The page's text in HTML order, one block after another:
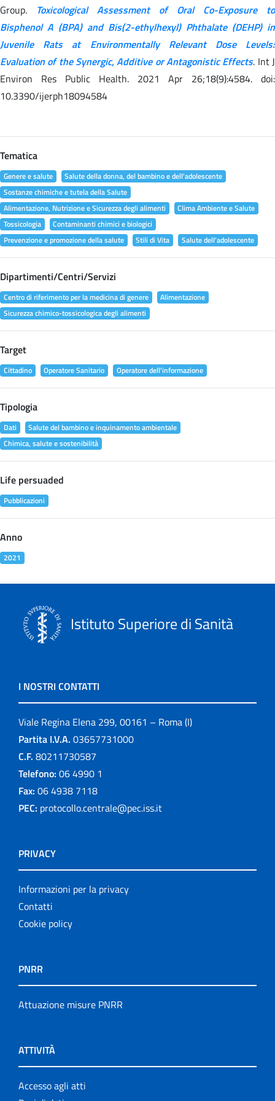
Group. Toxicological Assessment of Oral Co-Exposure to
Bisphenol A (BPA) and Bis(2-ethylhexyl) Phthalate (DEHP) in
Juvenile Rats at Environmentally Relevant Dose Levels:
Evaluation of the Synergic, Additive or Antagonistic Effects. Int J
Environ Res Public Health. 2021 Apr 26;18(9):4584. doi:
10.3390/ijerph18094584
Tematica
Genere e salute
Salute della donna, del bambino e dell'adolescente
Sostanze chimiche e tutela della Salute
Alimentazione, Nutrizione e Sicurezza degli alimenti
Clima Ambiente e Salute
Tossicologia
Contaminanti chimici e biologici
Prevenzione e promozione della salute
Stili di Vita Salute dell'adolescente
Dipartimenti/Centri/Servizi
Centro di riferimento per la medicina di genere
Alimentazione
Sicurezza chimico-tossicologica degli alimenti
Target
Cittadino Operatore Sanitario Operatore dell'informazione
Tipologia
Dati
Salute del bambino e inquinamento ambientale
Chimica, salute e sostenibilità
Life persuaded
Pubblicazioni
Anno
2021
Istituto Superiore di Sanità
I NOSTRI CONTATTI
Viale Regina Elena 299, 00161 – Roma (I)
Partita I.V.A. 03657731000
C.F. 80211730587
Telefono: 06 4990 1
Fax: 06 4938 7118
PEC: protocollo.centrale@pec.iss.it
PRIVACY
Informazioni per la privacy
Contatti
Cookie policy
PNRR
Attuazione misure PNRR
ATTIVITÀ
Accesso agli atti